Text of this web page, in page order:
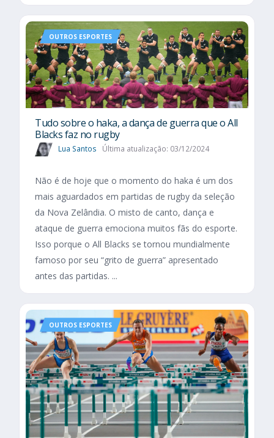
OUTROS ESPORTES
Tudo sobre o haka, a dança de guerra que o All
Blacks faz no rugby
Lua Santos Última atualização: 03/12/2024
Não é de hoje que o momento do haka é um dos
mais aguardados em partidas de rugby da seleção
da Nova Zelândia. O misto de canto, dança e
ataque de guerra emociona muitos fãs do esporte.
Isso porque o All Blacks se tornou mundialmente
famoso por seu “grito de guerra” apresentado
antes das partidas. ...
OUTROS ESPORTES